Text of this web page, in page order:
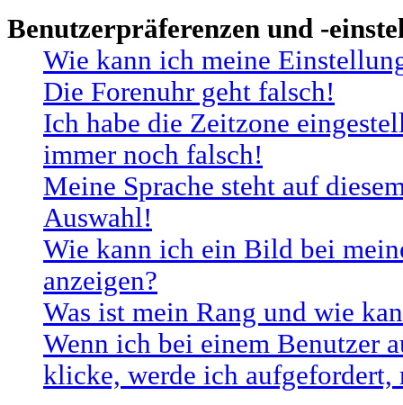
Benutzerpräferenzen und -
Wie kann ich meine
Die Forenuhr geht falsch!
Ich habe die Zeitzone
immer noch falsch!
Meine Sprache steht auf
Auswahl!
Wie kann ich ein Bild bei
anzeigen?
Was ist mein Rang und wie
Wenn ich bei einem Benutzer
klicke, werde ich aufgefordert,